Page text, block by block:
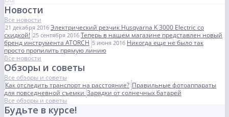
Новости
Все новости
21 декабря 2016 Электрический резчик Husqvarna K 3000 Electric со
скидкой! 25 сентября 2016 Теперь в нашем магазине представлен новый
бренд инструмента ATORCH 5 июня 2016 Никогда еще не было так
просто пропилить прямую линию
Все новости
Обзоры и советы
Все обзоры и советы
Как отследить транспорт на расстояние? Правильные фотоаппараты
для повседневной съемки Зарядки от солнечных батарей
Все обзоры и советы
Будьте в курсе!